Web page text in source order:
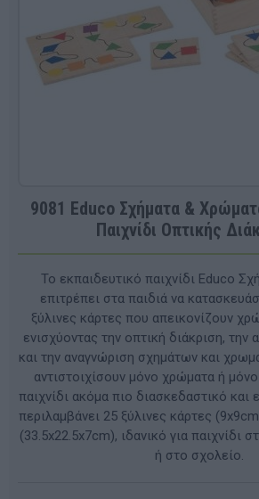
9081 Educo Σχήματα &
Παιχνίδι Οπτικής
Το εκπαιδευτικό παιχνίδι Educo
επιτρέπει στα παιδιά να
ξύλινες κάρτες που απεικονίζουν
ενισχύοντας την οπτική διάκριση,
και την αναγνώριση σχημάτων και
αντιστοιχίσουν μόνο χρώματα ή
παιχνίδι ακόμα πιο διασκεδαστικό και
περιλαμβάνει 25 ξύλινες κάρτες
(33.5x22.5x7cm), ιδανικό για παιχνίδι
ή στο σχολείο.